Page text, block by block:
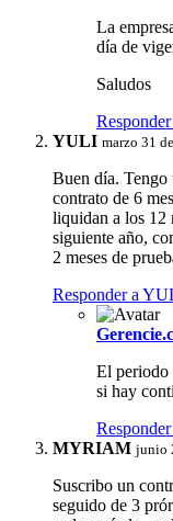
La
día de
Saludos
YULI marzo 31
Buen día. Tengo
contrato de 6
liquidan a los 12
siguiente año,
2 meses de
Responder a
El periodo
si hay
MYRIAM junio
Suscribo un
seguido de 3